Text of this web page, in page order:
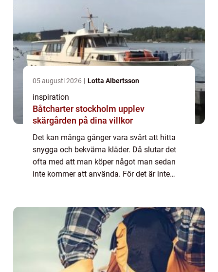
05 augusti 2026 Lotta Albertsson
inspiration
Båtcharter stockholm upplev
skärgården på dina villkor
Det kan många gånger vara svårt att hitta
snygga och bekväma kläder. Då slutar det
ofta med att man köper något man sedan
inte kommer att använda. För det är inte